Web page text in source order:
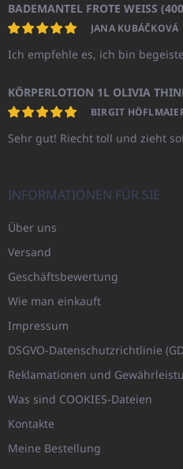
BADEMANTEL FROTE WEISS
JANA KUBÁČKOVÁ
Ich empfehle es, ich bin
BIRGIT
Sehr gut! Riecht toll und zieht
INFORMATIONEN FÜR SIE
Über uns
Versand
Geschäftsbewertung
Wie man einkauft
Impressum
DSGVO-Datenschutzrichtlinie
Reklamationen und
Was sind COOKIES-Dateien
Kontakte
Meine Bestellung